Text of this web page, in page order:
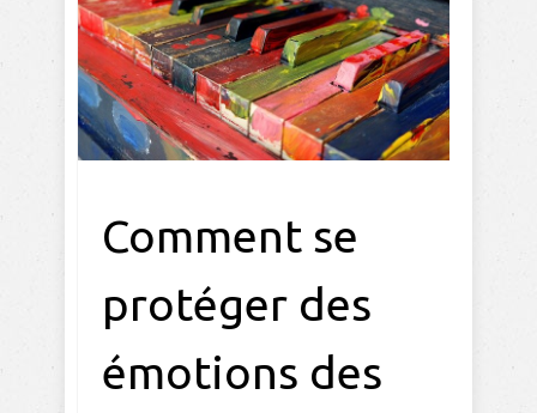
Comment se
protéger des
émotions des